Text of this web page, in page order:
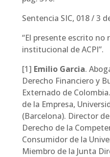
Sentencia SIC, 018 / 3
“El presente escrito no
institucional de ACPI”.
[1] Emilio Garcia.
Derecho Financiero y
Externado de
de la Empresa,
(Barcelona). Director
Derecho de la
Consumidor de la
Miembro de la Junta